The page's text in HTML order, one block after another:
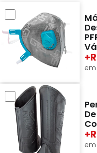
+
+